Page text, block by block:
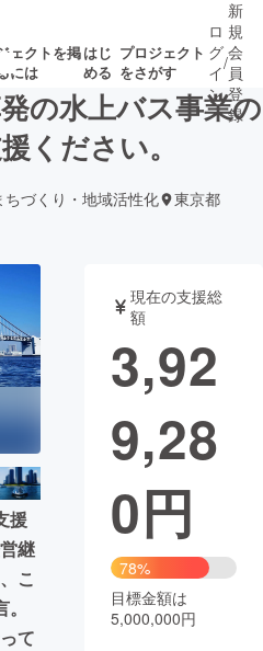
ェクトを掲
には
はじ
める
プロジェクト
をさがす
募集終了が近いプ
ロジェクト
もうすぐ公開
されます
音楽
ェット ゲーム・サ
性化
CAMPFIRE Creation
税machi-ya コミュニティ
ロ
グ
イ
ン
/
新
規
会
員
登
録
の水上バス事業の
ください。
ちづくり・地域活性化 東京都
援
継
こ
て
現在の支援総
額
3,92
9,28
0円
78%
目標金額は
5,000,000円